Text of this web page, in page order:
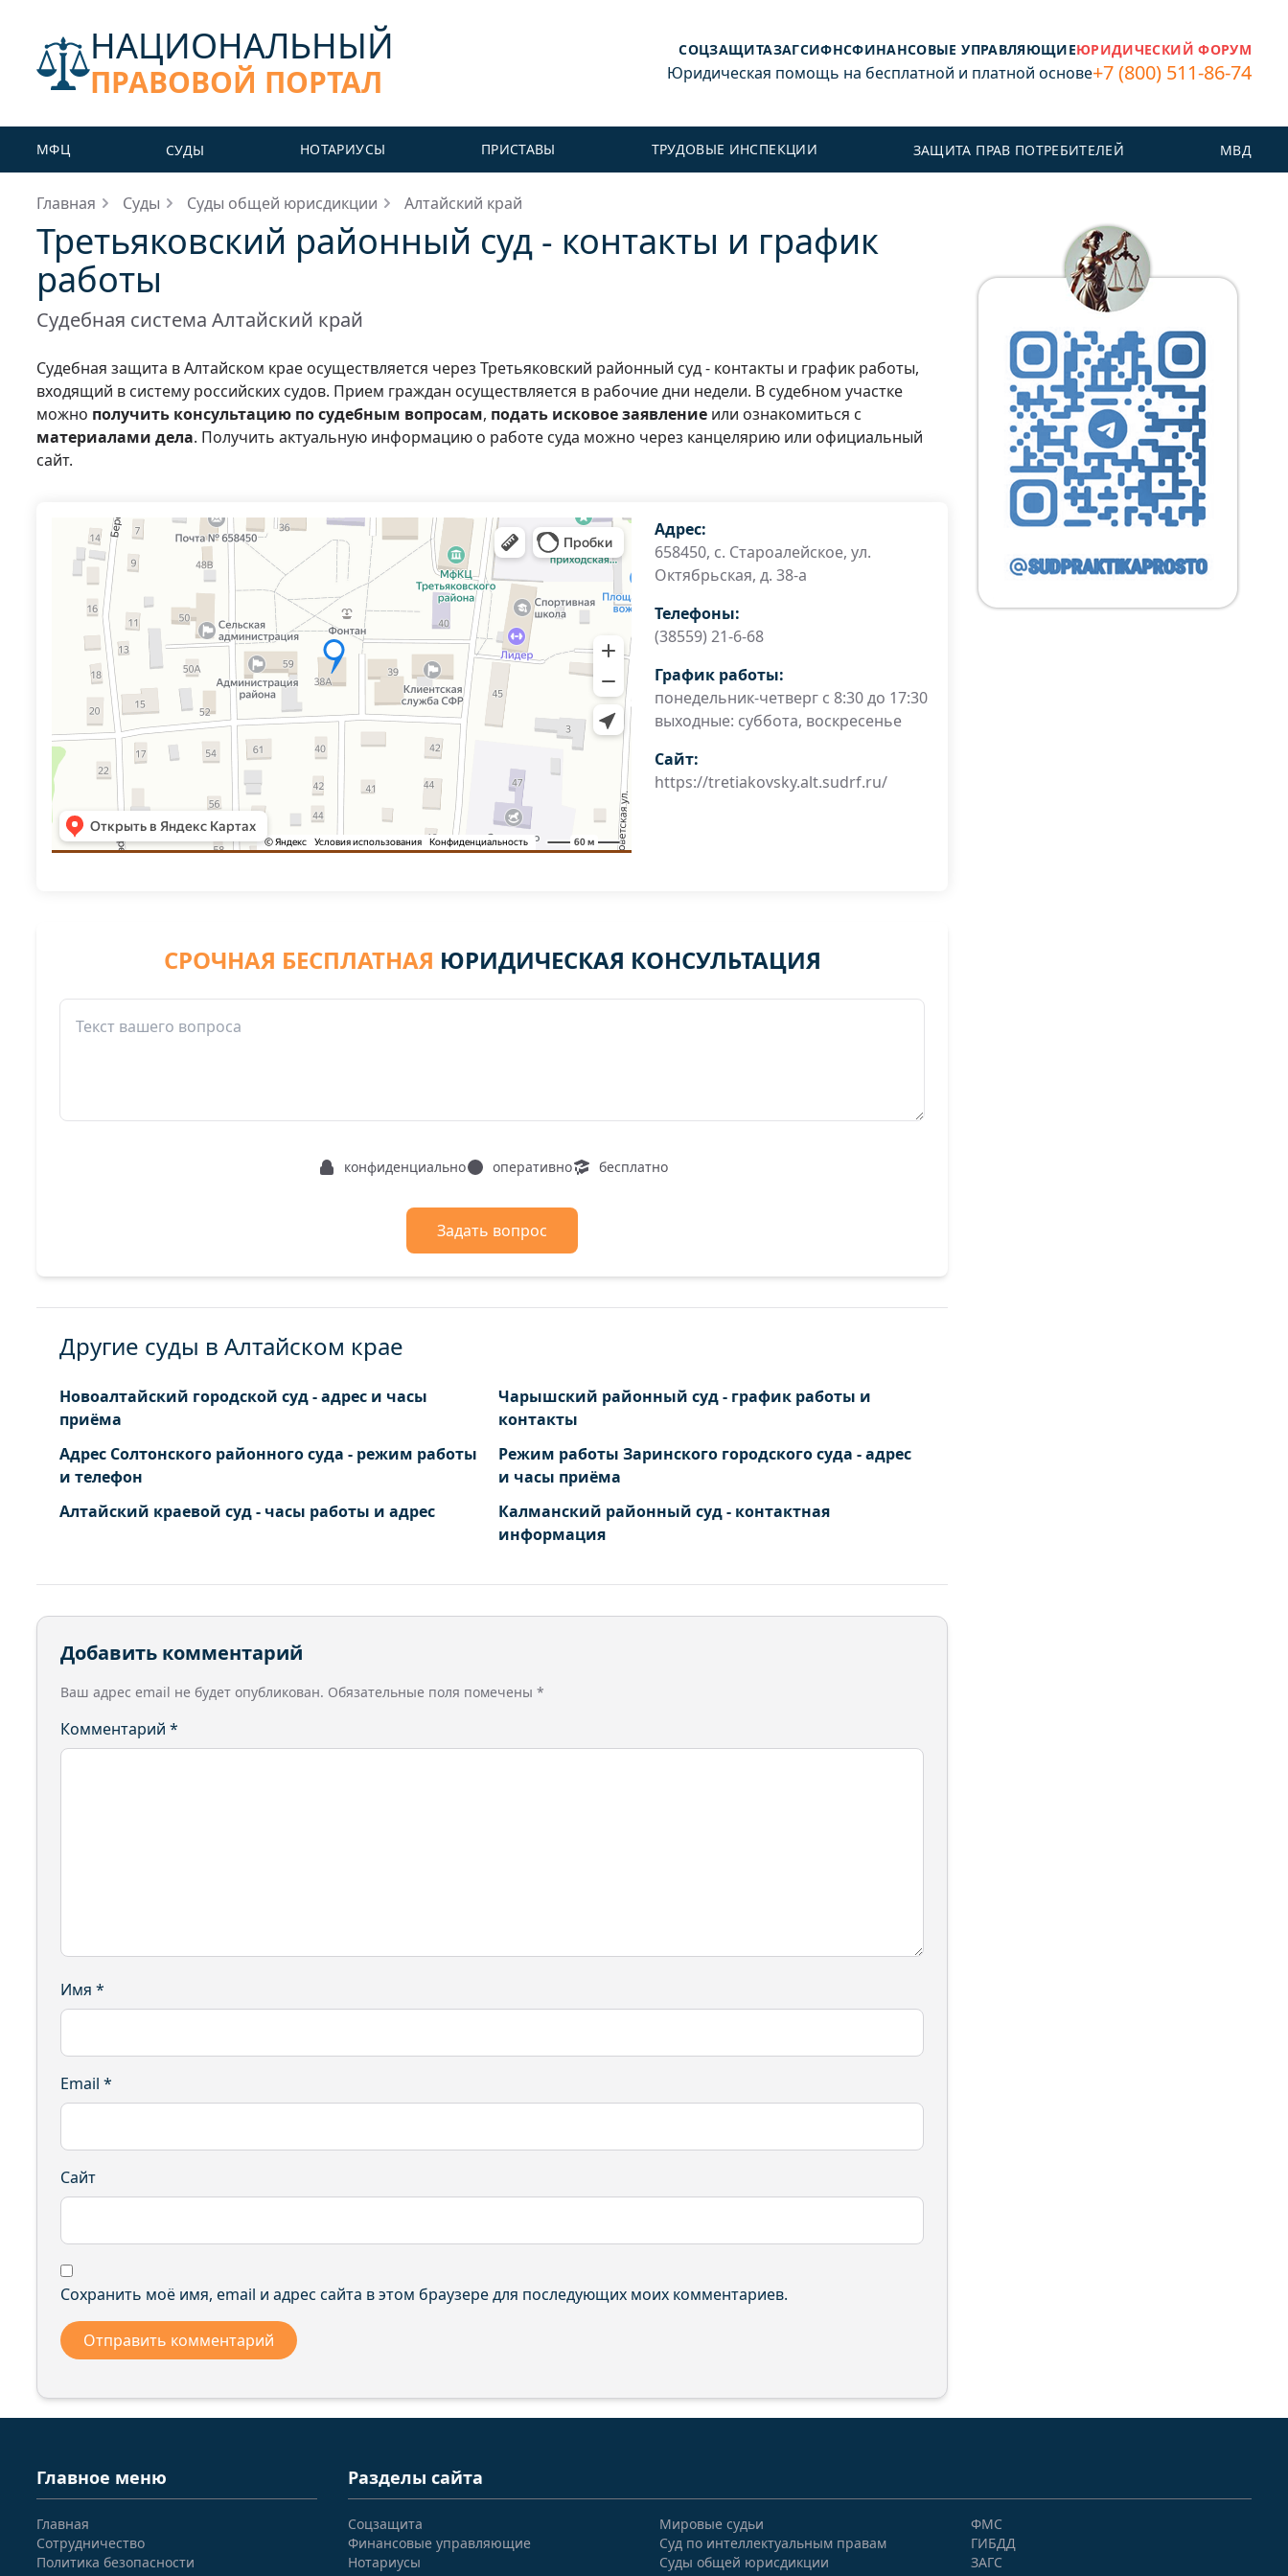
НАЦИОНАЛЬНЫЙ
ПРАВОВОЙ ПОРТАЛ
СОЦЗАЩИТАЗАГСИФНСФИНАНСОВЫЕ УПРАВЛЯЮЩИЕЮРИДИЧЕСКИЙ ФОРУМ
Юридическая помощь на бесплатной и платной основе+7 (800) 511-86-74
МФЦ СУДЫ НОТАРИУСЫ ПРИСТАВЫ ТРУДОВЫЕ ИНСПЕКЦИИ ЗАЩИТА ПРАВ ПОТРЕБИТЕЛЕЙ МВД
Главная Суды Суды общей юрисдикции Алтайский край
Третьяковский районный суд - контакты и график
работы
Судебная система Алтайский край
Судебная защита в Алтайском крае осуществляется через Третьяковский районный суд - контакты и график работы,
входящий в систему российских судов. Прием граждан осуществляется в рабочие дни недели. В судебном участке
можно получить консультацию по судебным вопросам, подать исковое заявление или ознакомиться с
материалами дела. Получить актуальную информацию о работе суда можно через канцелярию или официальный
сайт.
Адрес:
658450, с. Староалейское, ул.
Октябрьская, д. 38-а
Телефоны:
(38559) 21-6-68
График работы:
понедельник-четверг с 8:30 до 17:30
выходные: суббота, воскресенье
Сайт:
https://tretiakovsky.alt.sudrf.ru/
СРОЧНАЯ БЕСПЛАТНАЯ ЮРИДИЧЕСКАЯ КОНСУЛЬТАЦИЯ
конфиденциально оперативно бесплатно
Задать вопрос
Другие суды в Алтайском крае
Новоалтайский городской суд - адрес и часы
приёма
Чарышский районный суд - график работы и
контакты
Адрес Солтонского районного суда - режим работы
и телефон
Режим работы Заринского городского суда - адрес
и часы приёма
Алтайский краевой суд - часы работы и адрес
Калманский районный суд - контактная
информация
Добавить комментарий
Ваш адрес email не будет опубликован. Обязательные поля помечены *
Комментарий *
Имя *
Email *
Сайт
Сохранить моё имя, email и адрес сайта в этом браузере для последующих моих комментариев.
Главное меню
Главная
Сотрудничество
Политика безопасности
Разделы сайта
Соцзащита
Финансовые управляющие
Нотариусы
Мировые судьи
Суд по интеллектуальным правам
Суды общей юрисдикции
ФМС
ГИБДД
ЗАГС